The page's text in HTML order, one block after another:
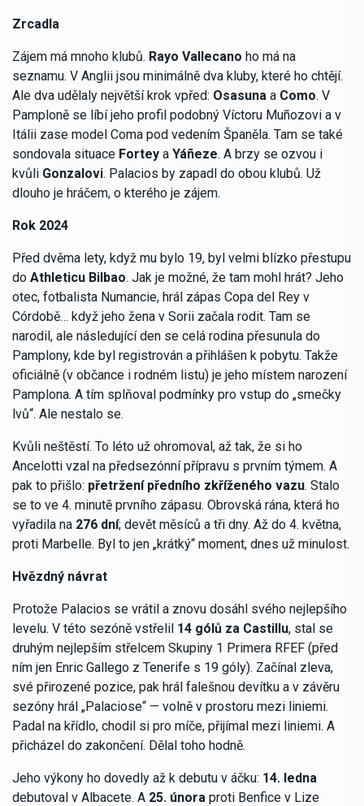
Zrcadla
Zájem má mnoho klubů. Rayo Vallecano ho má na
seznamu. V Anglii jsou minimálně dva kluby, které ho chtějí.
Ale dva udělaly největší krok vpřed: Osasuna a Como. V
Pamploně se líbí jeho profil podobný Víctoru Muñozovi a v
Itálii zase model Coma pod vedením Španěla. Tam se také
sondovala situace Fortey a Yáñeze. A brzy se ozvou i
kvůli Gonzalovi. Palacios by zapadl do obou klubů. Už
dlouho je hráčem, o kterého je zájem.
Rok 2024
Před dvěma lety, když mu bylo 19, byl velmi blízko přestupu
do Athleticu Bilbao. Jak je možné, že tam mohl hrát? Jeho
otec, fotbalista Numancie, hrál zápas Copa del Rey v
Córdobě… když jeho žena v Sorii začala rodit. Tam se
narodil, ale následující den se celá rodina přesunula do
Pamplony, kde byl registrován a přihlášen k pobytu. Takže
oficiálně (v občance i rodném listu) je jeho místem narození
Pamplona. A tím splňoval podmínky pro vstup do „smečky
lvů“. Ale nestalo se.
Kvůli neštěstí. To léto už ohromoval, až tak, že si ho
Ancelotti vzal na předsezónní přípravu s prvním týmem. A
pak to přišlo: přetržení předního zkříženého vazu. Stalo
se to ve 4. minutě prvního zápasu. Obrovská rána, která ho
vyřadila na 276 dní; devět měsíců a tři dny. Až do 4. května,
proti Marbelle. Byl to jen „krátký“ moment, dnes už minulost.
Hvězdný návrat
Protože Palacios se vrátil a znovu dosáhl svého nejlepšího
levelu. V této sezóně vstřelil 14 gólů za Castillu, stal se
druhým nejlepším střelcem Skupiny 1 Primera RFEF (před
ním jen Enric Gallego z Tenerife s 19 góly). Začínal zleva,
své přirozené pozice, pak hrál falešnou devítku a v závěru
sezóny hrál „Palaciose“ — volně v prostoru mezi liniemi.
Padal na křídlo, chodil si pro míče, přijímal mezi liniemi. A
přicházel do zakončení. Dělal toho hodně.
Jeho výkony ho dovedly až k debutu v áčku: 14. ledna
debutoval v Albacete. A 25. února proti Benfice v Lize